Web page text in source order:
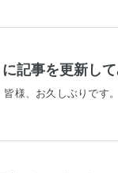
記事を更新して
様、お久しぶりです